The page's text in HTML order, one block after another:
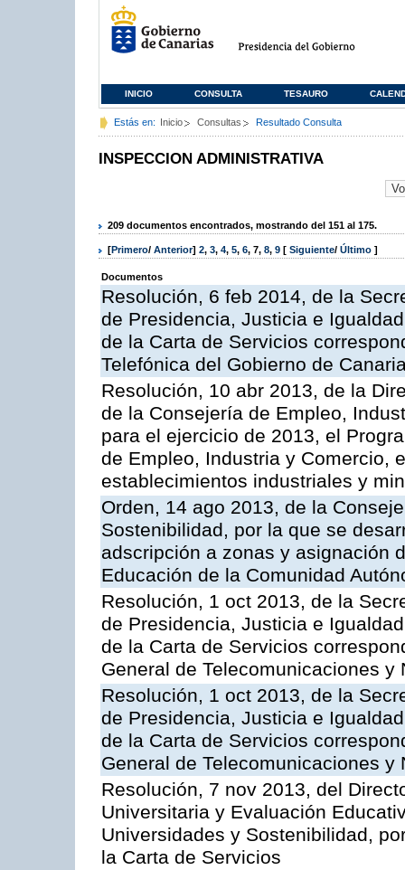
INICIO CONSULTA TESAURO
Estás en: Inicio Consultas Resultado Consulta
INSPECCION ADMINISTRATIVA
209 documentos encontrados, mostrando del 151 al 175.
[Primero/ Anterior] 2, 3, 4, 5, 6, 7, 8, 9 [ Siguiente/ Último ]
Documentos
Resolución, 6 feb 2014, de la
de Presidencia, Justicia e
de la Carta de Servicios
Telefónica del Gobierno de
Resolución, 10 abr 2013, de la
de la Consejería de Empleo,
para el ejercicio de 2013, el
de Empleo, Industria y Comercio,
establecimientos industriales y
Orden, 14 ago 2013, de la
Sostenibilidad, por la que se
adscripción a zonas y asignación
Educación de la Comunidad
Resolución, 1 oct 2013, de la
de Presidencia, Justicia e
de la Carta de Servicios
General de Telecomunicaciones y
Resolución, 1 oct 2013, de la
de Presidencia, Justicia e
de la Carta de Servicios
General de Telecomunicaciones y
Resolución, 7 nov 2013, del
Universitaria y Evaluación
Universidades y Sostenibilidad,
la Carta de Servicios